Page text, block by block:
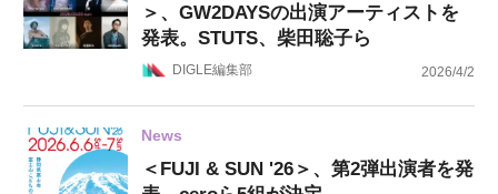
＞、GW2DAYSの出演アーティストを
発表。STUTS、柴田聡子ら
DIGLE編集部 2026/4/2
News
＜FUJI & SUN '26＞、第2弾出演者を発